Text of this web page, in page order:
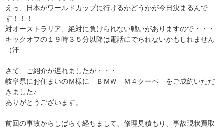
えっ、日本がワールドカップに行けるかどうかが今日決まるんで
す！！！
対オーストラリア、絶対に負けられない戦いがありますので・・・
キックオフの１９時３５分以降は電話にでられないかもしれません
（汗
さて、ご紹介が遅れましたが・・・
岐阜県にお住まいのＭ様に ＢＭＷ Ｍ４クーペ をご成約いただ
きました♪
ありがとうございます。
前回の事故からしばらく経ちまして、修理見積もり、事故現状買取